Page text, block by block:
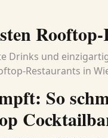
Drinks und
Restaurants in
So